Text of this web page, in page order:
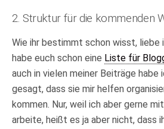
2. Struktur für die kommenden
Wie ihr bestimmt schon wisst, liebe
habe euch schon eine Liste für
auch in vielen meiner Beiträge habe
gesagt, dass sie mir helfen
kommen. Nur, weil ich aber gerne
arbeite, heißt es ja aber nicht, dass